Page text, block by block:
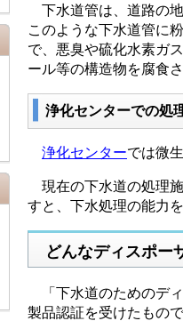
下水道管は、道路の地
このような下水道管に
で、悪臭や硫化水素ガ
ール等の構造物を腐食
浄化センターでの処
浄化センターでは微
現在の下水道の処理
すと、下水処理の能力
どんなディスポー
「下水道のためのデ
製品認証を受けたもので